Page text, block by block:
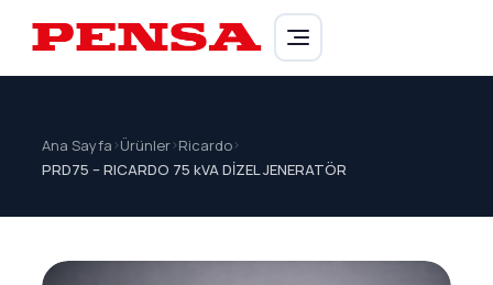
PENSA Generator
Ana Sayfa>Ürünler>Ricardo>
PRD75 – RICARDO 75 kVA DİZEL JENERATÖR